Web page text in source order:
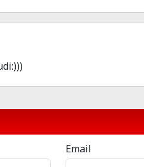
Email